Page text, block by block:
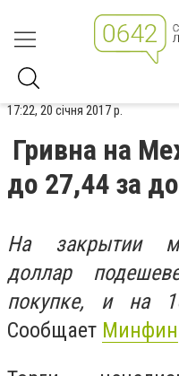
17:22, 20 січня 2017 р.
Гривна на
до 27,44 за
На закрытии
доллар
покупке, и на
Сообщает Минфин